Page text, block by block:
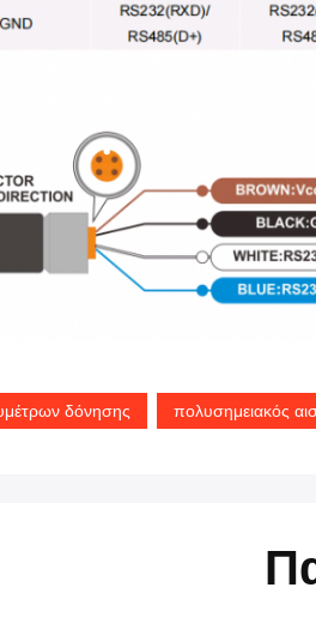
δόνησης πολυσημειακός